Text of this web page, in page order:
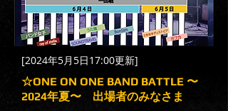
[2024年5月5日17:00更新]
☆ONE ON ONE BAND BATTLE 〜
2024年夏〜 出場者のみなさま